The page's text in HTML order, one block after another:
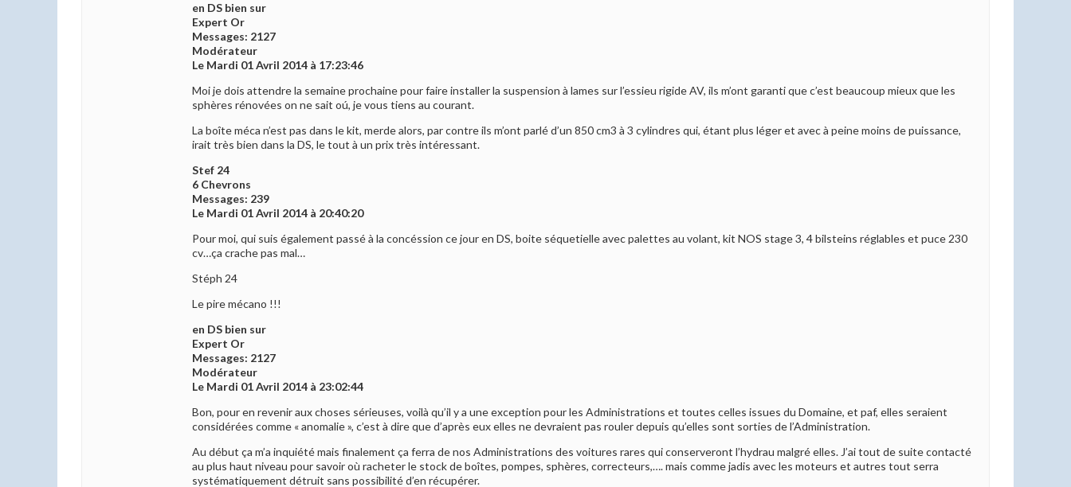
en DS bien sur
Expert Or
Messages: 2127
Modérateur
Le Mardi 01 Avril 2014 à 17:23:46
Moi je dois attendre la semaine prochaine pour faire installer la suspension à lames sur l’essieu rigide AV, ils m’ont garanti que c’est beaucoup mieux que les
sphères rénovées on ne sait oú, je vous tiens au courant.
La boîte méca n’est pas dans le kit, merde alors, par contre ils m’ont parlé d’un 850 cm3 à 3 cylindres qui, étant plus léger et avec à peine moins de puissance,
irait très bien dans la DS, le tout à un prix très intéressant.
Stef 24
6 Chevrons
Messages: 239
Le Mardi 01 Avril 2014 à 20:40:20
Pour moi, qui suis également passé à la concéssion ce jour en DS, boite séquetielle avec palettes au volant, kit NOS stage 3, 4 bilsteins réglables et puce 230
cv…ça crache pas mal…
Stéph 24
Le pire mécano !!!
en DS bien sur
Expert Or
Messages: 2127
Modérateur
Le Mardi 01 Avril 2014 à 23:02:44
Bon, pour en revenir aux choses sérieuses, voilà qu’il y a une exception pour les Administrations et toutes celles issues du Domaine, et paf, elles seraient
considérées comme « anomalie », c’est à dire que d’après eux elles ne devraient pas rouler depuis qu’elles sont sorties de l’Administration.
Au début ça m’a inquiété mais finalement ça ferra de nos Administrations des voitures rares qui conserveront l’hydrau malgré elles. J’ai tout de suite contacté
au plus haut niveau pour savoir où racheter le stock de boîtes, pompes, sphères, correcteurs,…. mais comme jadis avec les moteurs et autres tout serra
systématiquement détruit sans possibilité d’en récupérer.